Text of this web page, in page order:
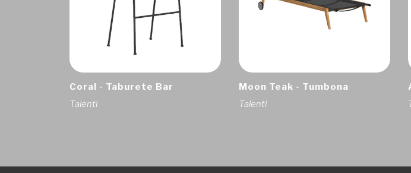
Coral - Taburete Bar
Talenti
Moon Teak - Tumbona
Talenti